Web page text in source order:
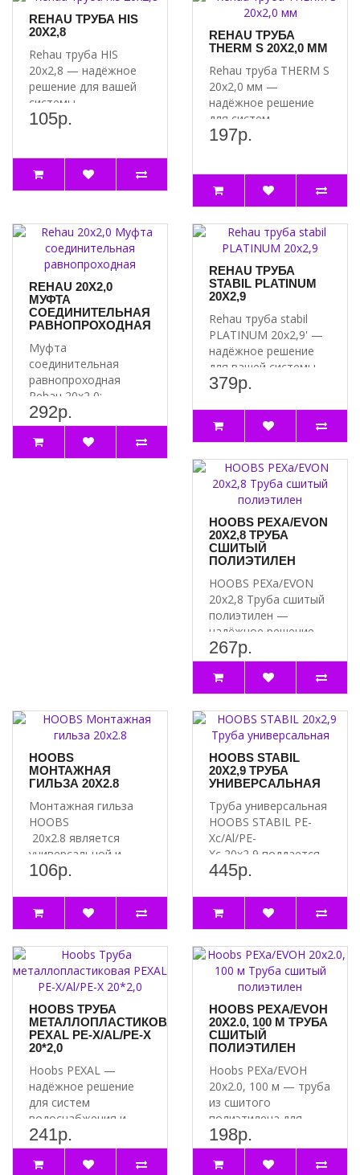
REHAU ТРУБА HIS
20Х2,8
Rehau труба HIS
20х2,8 — надёжное
решение для вашей
системы
водоснабжения
105р.
REHAU ТРУБА
THERM S 20Х2,0 ММ
Rehau труба THERM S
20х2,0 мм —
надёжное решение
для систем
отопления и
197р.
REHAU 20X2,0
МУФТА
СОЕДИНИТЕЛЬНАЯ
РАВНОПРОХОДНАЯ
Муфта
соединительная
равнопроходная
Rehau 20x2,0:
надёжное соединение
для вашей системы
Преимущес..
292р.
REHAU ТРУБА
STABIL PLATINUM
20Х2,9
Rehau труба stabil
PLATINUM 20х2,9' —
надёжное решение
для вашей системы
водоснабжения ..
379р.
HOOBS PEXA/EVON
20Х2,8 ТРУБА
СШИТЫЙ
ПОЛИЭТИЛЕН
HOOBS PEXa/EVON
20х2,8 Труба сшитый
полиэтилен —
надёжное решение
для вашей системы
водоснабже..
267р.
HOOBS
МОНТАЖНАЯ
ГИЛЬЗА 20X2.8
Монтажная гильза
HOOBS
20x2.8 является
универсальной и
подходит для
сш..
106р.
HOOBS STABIL
20Х2,9 ТРУБА
УНИВЕРСАЛЬНАЯ
Труба универсальная
HOOBS STABIL PE-
Xc/Al/PE-
Xc 20х2,9 поддается
изгибу, подходит для
445р.
HOOBS ТРУБА
МЕТАЛЛОПЛАСТИКОВАЯ
PEXAL PE-X/AL/PE-X
20*2,0
Hoobs PEXAL —
надёжное решение
для систем
водоснабжения и
отопления
Преимущества трубы
мета..
241р.
HOOBS PEXA/EVOH
20Х2.0, 100 М ТРУБА
СШИТЫЙ
ПОЛИЭТИЛЕН
Hoobs PEXa/EVOH
20х2.0, 100 м — труба
из сшитого
полиэтилена для
надёжной и
долговечной систем..
198р.